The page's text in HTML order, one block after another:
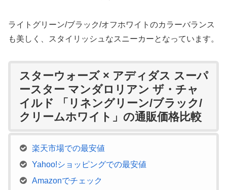
ライトグリーン/ブラック/オフホワイトのカラーバランス
も美しく、スタイリッシュなスニーカーとなっています。
スターウォーズ × アディダス スーパ
ースター マンダロリアン ザ・チャ
イルド 「リネングリーン/ブラック/
クリームホワイト」の通販価格比較
楽天市場での最安値
Yahoo!ショッピングでの最安値
Amazonでチェック